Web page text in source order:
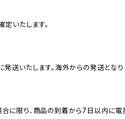
いたします。
送いたします。海外からの発送となり
に限り、商品の到着から7日以内に電